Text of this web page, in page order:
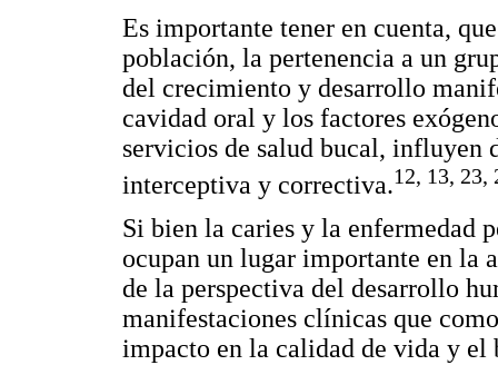
Es importante tener en cuenta,
población, la pertenencia a un
del crecimiento y desarrollo
cavidad oral y los factores
servicios de salud bucal, influyen
interceptiva y correctiva.12, 13, 23,
Si bien la caries y la enfermedad
ocupan un lugar importante en la
de la perspectiva del desarrollo
manifestaciones clínicas que
impacto en la calidad de vida y